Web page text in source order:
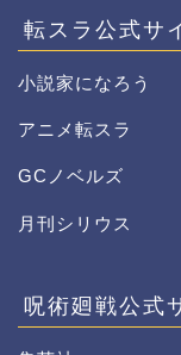
転スラ公式サ
小説家になろう
アニメ転スラ
GCノベルズ
月刊シリウス
呪術廻戦公式